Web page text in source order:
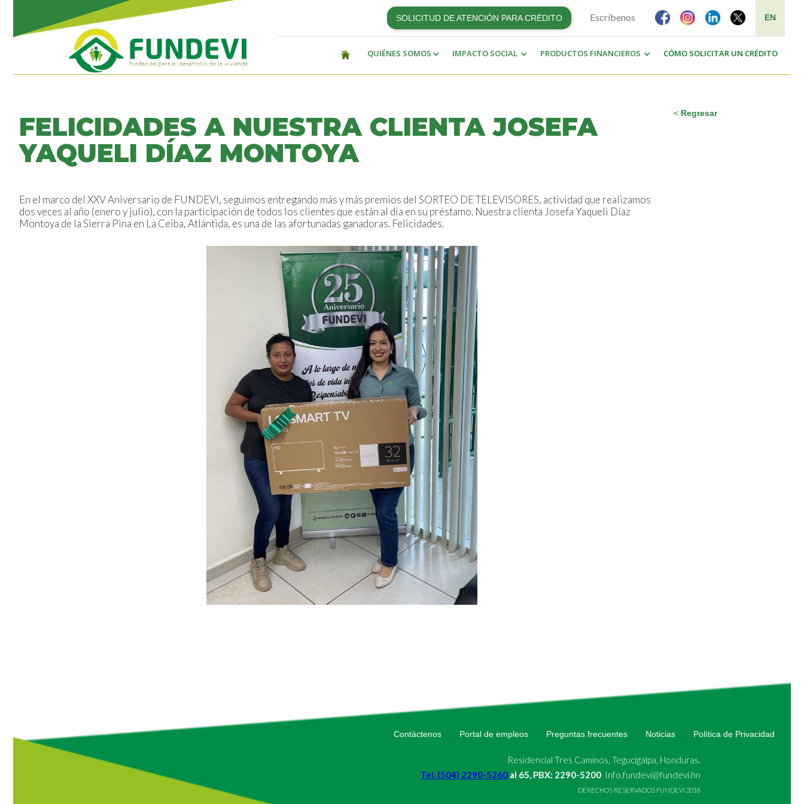
SOLICITUD DE ATENCIÓN PARA CRÉDITO Escríbenos EN
QUIÉNES SOMOS IMPACTO SOCIAL PRODUCTOS FINANCIEROS CÓMO SOLICITAR UN CRÉDITO
< Regresar
FELICIDADES A NUESTRA CLIENTA JOSEFA
YAQUELI DÍAZ MONTOYA
En el marco del XXV Aniversario de FUNDEVI, seguimos entregando más y más premios del SORTEO DE TELEVISORES, actividad que realizamos
dos veces al año (enero y julio), con la participación de todos los clientes que están al día en su préstamo. Nuestra clienta Josefa Yaqueli Díaz
Montoya de la Sierra Pina en La Ceiba, Atlántida, es una de las afortunadas ganadoras. Felicidades.
Contáctenos Portal de empleos Preguntas frecuentes Noticias Política de Privacidad
Residencial Tres Caminos, Tegucigalpa, Honduras.
Tel. (504) 2290-5260 al 65, PBX: 2290-5200 Info.fundevi@fundevi.hn
DERECHOS RESERVADOS FUNDEVI 2018